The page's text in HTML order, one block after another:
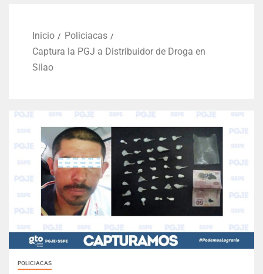
Inicio
Policiacas
Captura la PGJ a Distribuidor de Droga en
Silao
POLICIACAS